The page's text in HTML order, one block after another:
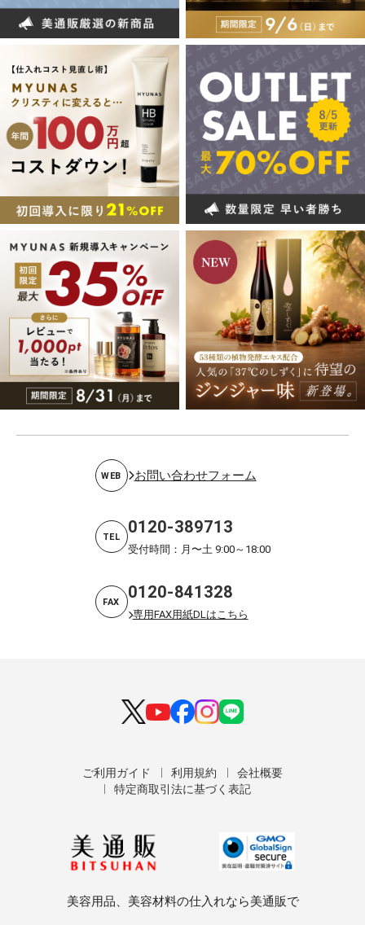
WEB お問い合わせフォーム
TEL 0120-389713
受付時間：月〜土 9:00～18:00
FAX 0120-841328
専用FAX用紙DLはこちら
ご利用ガイド 利用規約
会社概要
特定商取引法に基づく表記
美容用品、美容材料の仕入れなら美通販で